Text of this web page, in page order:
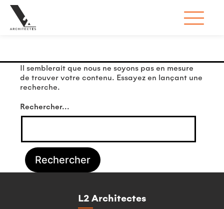
Il semblerait que nous ne soyons pas en mesure
de trouver votre contenu. Essayez en lançant une
recherche.
Rechercher…
L2 Architectes